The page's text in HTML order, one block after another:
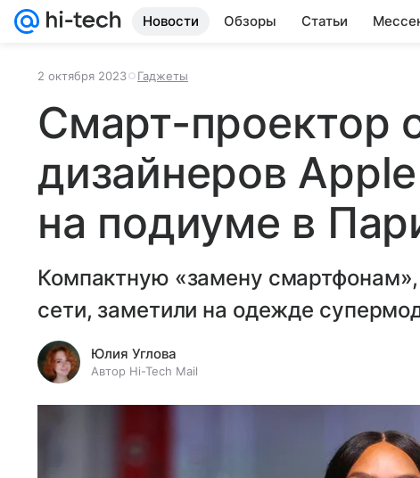
Новости Обзоры Статьи
2 октября 2023 Гаджеты
Смарт-проектор
дизайнеров
на подиуме в
Компактную «замену
сети, заметили на одежде
Юлия Углова
Автор Hi-Tech Mail